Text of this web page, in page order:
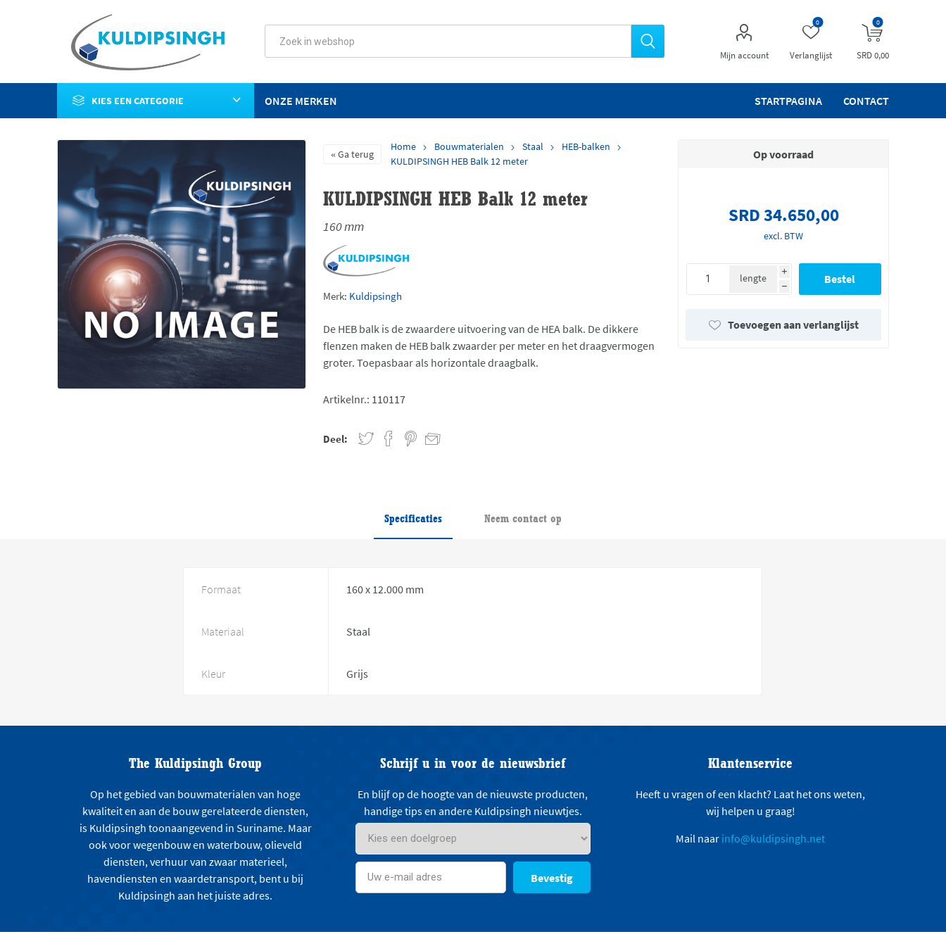
Mijn account Verlanglijst
0 0
SRD 0,00
KIES EEN CATEGORIE STARTPAGINA CONTACT
ONZE MERKEN
Ga terug
Home Bouwmaterialen Staal
HEB-balken
KULDIPSINGH HEB Balk 12 meter
KULDIPSINGH HEB Balk 12 meter
160 mm
Merk: Kuldipsingh
De HEB balk is de zwaardere uitvoering van de HEA balk. De dikkere
flenzen maken de HEB balk zwaarder per meter en het draagvermogen
groter. Toepasbaar als horizontale draagbalk.
Artikelnr.: 110117
Deel:
Op voorraad
SRD 34.650,00
excl. BTW
i
h
lengte
Toevoegen aan verlanglijst
Specificaties Neem contact op
Formaat 160 x 12.000 mm
Materiaal Staal
Kleur Grijs
The Kuldipsingh Group
Op het gebied van bouwmaterialen van hoge
kwaliteit en aan de bouw gerelateerde diensten,
is Kuldipsingh toonaangevend in Suriname. Maar
ook voor wegenbouw en waterbouw, olieveld
diensten, verhuur van zwaar materieel,
havendiensten en waardetransport, bent u bij
Kuldipsingh aan het juiste adres.
Schrijf u in voor de nieuwsbrief
En blijf op de hoogte van de nieuwste producten,
handige tips en andere Kuldipsingh nieuwtjes.
Bevestig
Klantenservice
Heeft u vragen of een klacht? Laat het ons weten,
wij helpen u graag!
Mail naar info@kuldipsingh.net